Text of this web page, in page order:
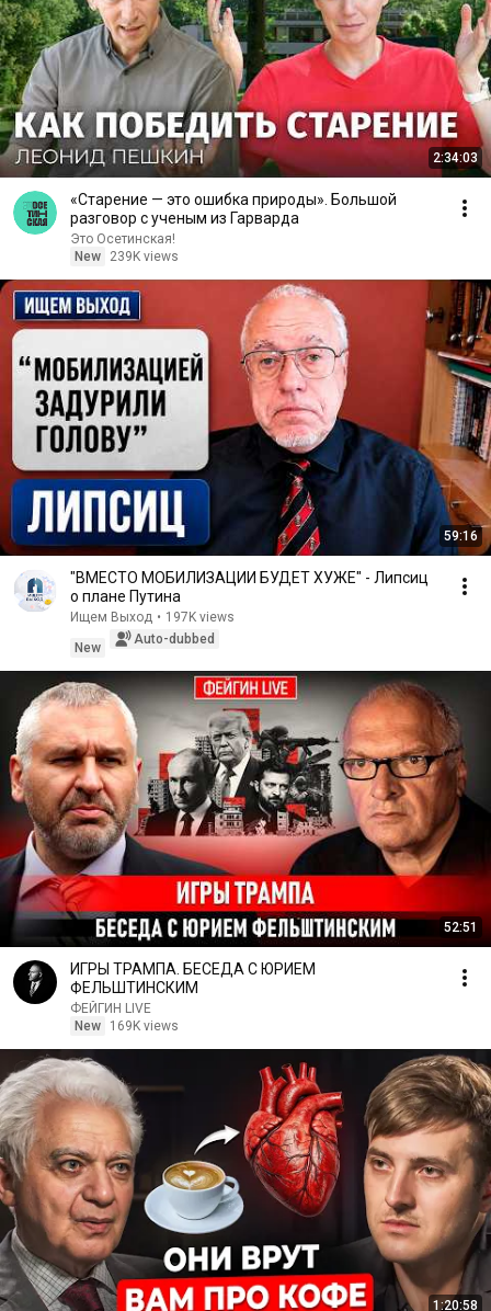
2:34:03
«Старение — это ошибка природы». Большой
разговор с ученым из Гарварда
Это Осетинская!
New
239K views
59:16
"ВМЕСТО МОБИЛИЗАЦИИ БУДЕТ ХУЖЕ" - Липсиц
о плане Путина
Ищем Выход • 197K views
New
Auto-dubbed
52:51
ИГРЫ ТРАМПА. БЕСЕДА С ЮРИЕМ
ФЕЛЬШТИНСКИМ
ФЕЙГИН LIVE
New
169K views
1:20:58